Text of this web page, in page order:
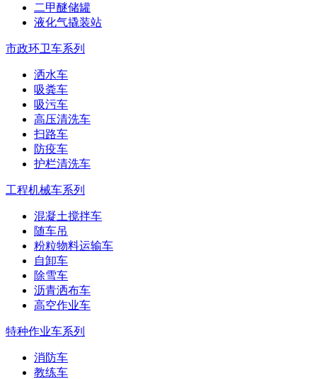
二甲醚储罐
液化气撬装站
市政环卫车系列
洒水车
吸粪车
吸污车
高压清洗车
扫路车
防疫车
护栏清洗车
工程机械车系列
混凝土搅拌车
随车吊
粉粒物料运输车
自卸车
除雪车
沥青洒布车
高空作业车
特种作业车系列
消防车
教练车